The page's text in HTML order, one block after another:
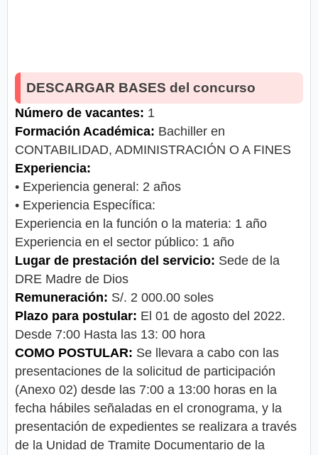
DESCARGAR BASES del concurso
Número de vacantes: 1
Formación Académica: Bachiller en
CONTABILIDAD, ADMINISTRACIÓN O A FINES
Experiencia:
• Experiencia general: 2 años
• Experiencia Específica:
Experiencia en la función o la materia: 1 año
Experiencia en el sector público: 1 año
Lugar de prestación del servicio: Sede de la
DRE Madre de Dios
Remuneración: S/. 2 000.00 soles
Plazo para postular: El 01 de agosto del 2022.
Desde 7:00 Hasta las 13: 00 hora
COMO POSTULAR: Se llevara a cabo con las
presentaciones de la solicitud de participación
(Anexo 02) desde las 7:00 a 13:00 horas en la
fecha hábiles señaladas en el cronograma, y la
presentación de expedientes se realizara a través
de la Unidad de Tramite Documentario de la